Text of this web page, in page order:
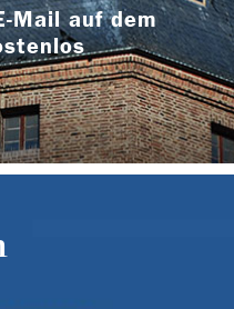
Mail auf dem